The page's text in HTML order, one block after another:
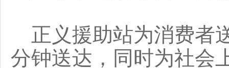
正义援助站为消费者
分钟送达，同时为社会